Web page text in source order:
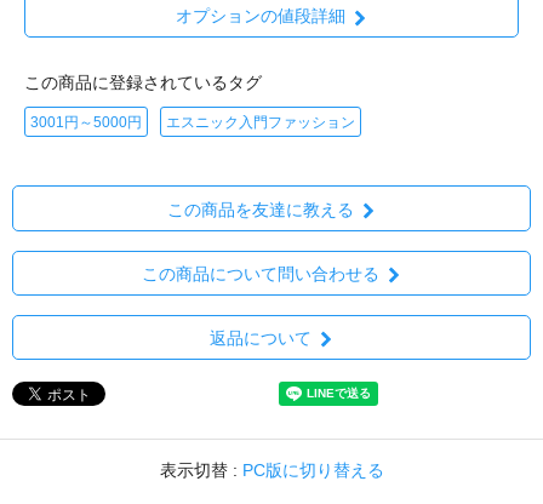
オプションの値段詳細
この商品に登録されているタグ
3001円～5000円 エスニック入門ファッション
この商品を友達に教える
この商品について問い合わせる
返品について
表示切替 : PC版に切り替える